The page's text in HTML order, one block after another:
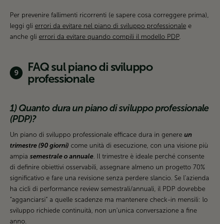
Per prevenire fallimenti ricorrenti (e sapere cosa correggere prima),
leggi gli errori da evitare nel piano di sviluppo professionale e
anche gli errori da evitare quando compili il modello PDP.
FAQ sul piano di sviluppo
professionale
1) Quanto dura un piano di sviluppo professionale
(PDP)?
Un piano di sviluppo professionale efficace dura in genere un
trimestre (90 giorni) come unità di esecuzione, con una visione più
ampia semestrale o annuale. Il trimestre è ideale perché consente
di definire obiettivi osservabili, assegnare almeno un progetto 70%
significativo e fare una revisione senza perdere slancio. Se l’azienda
ha cicli di performance review semestrali/annuali, il PDP dovrebbe
“agganciarsi” a quelle scadenze ma mantenere check-in mensili: lo
sviluppo richiede continuità, non un’unica conversazione a fine
anno.